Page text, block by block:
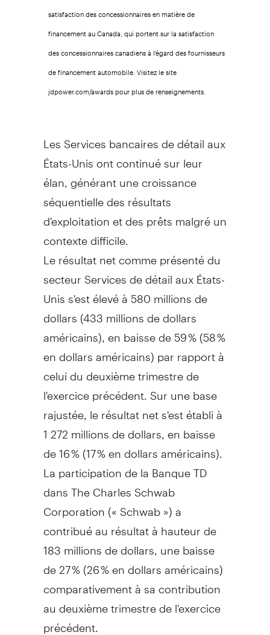
satisfaction des concessionnaires en matière de
financement au Canada, qui portent sur la satisfaction
des concessionnaires canadiens à l'égard des fournisseurs
de financement automobile. Visitez le site
jdpower.com/awards pour plus de renseignements.
Les Services bancaires de détail aux
États-Unis ont continué sur leur
élan, générant une croissance
séquentielle des résultats
d'exploitation et des prêts malgré un
contexte difficile.
Le résultat net comme présenté du
secteur Services de détail aux États-
Unis s'est élevé à 580 millions de
dollars (433 millions de dollars
américains), en baisse de 59 % (58 %
en dollars américains) par rapport à
celui du deuxième trimestre de
l'exercice précédent. Sur une base
rajustée, le résultat net s'est établi à
1 272 millions de dollars, en baisse
de 16 % (17 % en dollars américains).
La participation de la Banque TD
dans The Charles Schwab
Corporation (« Schwab ») a
contribué au résultat à hauteur de
183 millions de dollars, une baisse
de 27 % (26 % en dollars américains)
comparativement à sa contribution
au deuxième trimestre de l'exercice
précédent.